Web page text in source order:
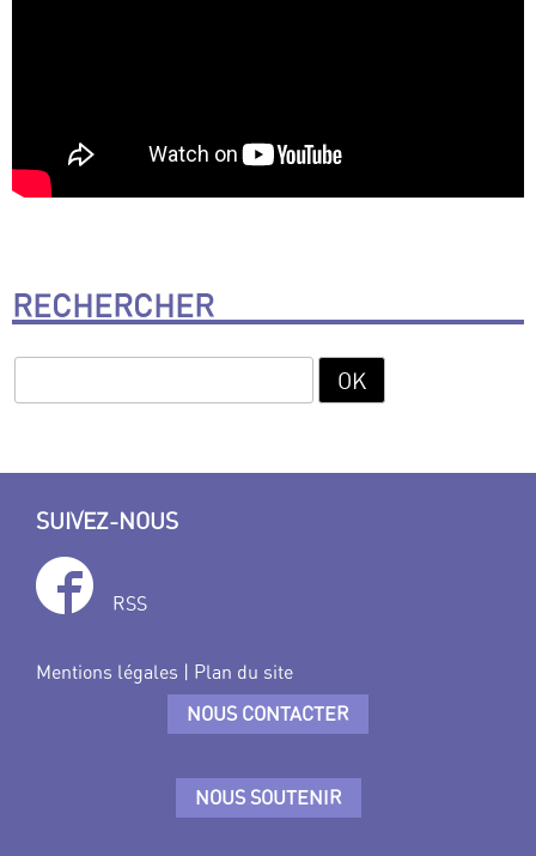
RECHERCHER
SUIVEZ-NOUS
RSS
Mentions légales | Plan du site
NOUS CONTACTER
NOUS SOUTENIR